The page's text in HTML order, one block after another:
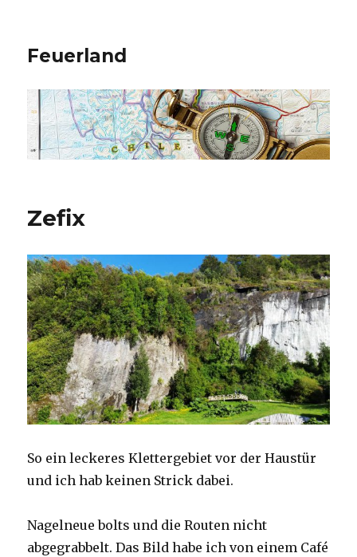
Feuerland
Zefix
So ein leckeres Klettergebiet vor der Haustür
und ich hab keinen Strick dabei.
Nagelneue bolts und die Routen nicht
abgegrabbelt. Das Bild habe ich von einem Café